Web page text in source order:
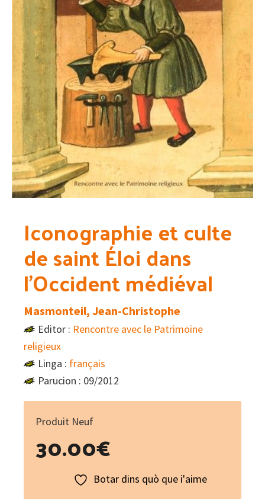
Iconographie et culte
de saint Éloi dans
l’Occident médiéval
Masmonteil, Jean-Christophe
Editor : Rencontre avec le Patrimoine
religieux
Linga : français
Parucion : 09/2012
Produit Neuf
30.00€
Botar dins quò que i'aime